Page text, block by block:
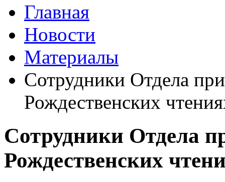
Главная
Новости
Материалы
Сотрудники Отдела
Рождественских
Сотрудники Отдела
Рождественских